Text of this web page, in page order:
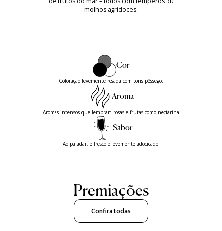
molhos agridoces.
Cor
Coloração levemente rosada com tons pêssego.
Aroma
Aromas intensos que lembram rosas e frutas como nectarina
Sabor
Ao paladar, é fresco e levemente adocicado.
Premiações
Confira todas